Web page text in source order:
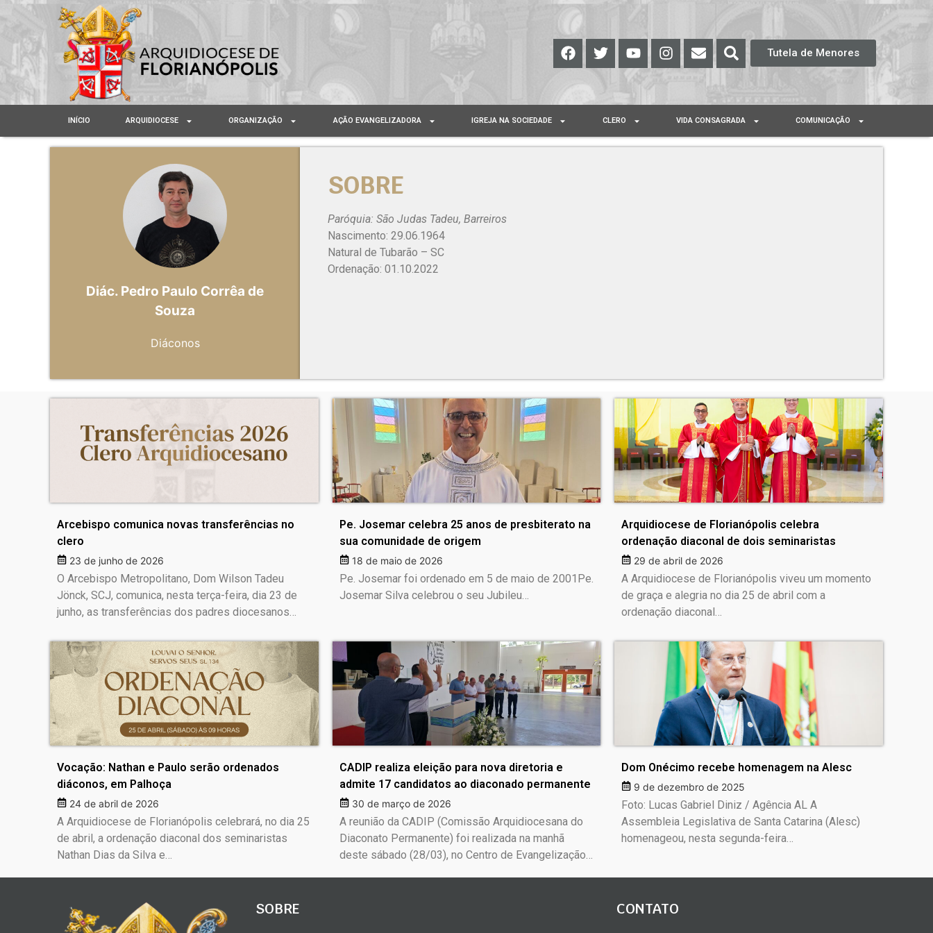
Tutela de Menores
INÍCIO ARQUIDIOCESE ORGANIZAÇÃO AÇÃO EVANGELIZADORA IGREJA NA SOCIEDADE CLERO VIDA CONSAGRADA COMUNICAÇÃO
Diác. Pedro Paulo Corrêa de
Souza
Diáconos
SOBRE
Paróquia: São Judas Tadeu, Barreiros
Nascimento: 29.06.1964
Natural de Tubarão – SC
Ordenação: 01.10.2022
Arcebispo comunica novas transferências no
clero
23 de junho de 2026
O Arcebispo Metropolitano, Dom Wilson Tadeu
Jönck, SCJ, comunica, nesta terça-feira, dia 23 de
junho, as transferências dos padres diocesanos…
Pe. Josemar celebra 25 anos de presbiterato na
sua comunidade de origem
18 de maio de 2026
Pe. Josemar foi ordenado em 5 de maio de 2001Pe.
Josemar Silva celebrou o seu Jubileu…
Arquidiocese de Florianópolis celebra
ordenação diaconal de dois seminaristas
29 de abril de 2026
A Arquidiocese de Florianópolis viveu um momento
de graça e alegria no dia 25 de abril com a
ordenação diaconal…
Vocação: Nathan e Paulo serão ordenados
diáconos, em Palhoça
24 de abril de 2026
A Arquidiocese de Florianópolis celebrará, no dia 25
de abril, a ordenação diaconal dos seminaristas
Nathan Dias da Silva e…
CADIP realiza eleição para nova diretoria e
admite 17 candidatos ao diaconado permanente
30 de março de 2026
A reunião da CADIP (Comissão Arquidiocesana do
Diaconato Permanente) foi realizada na manhã
deste sábado (28/03), no Centro de Evangelização…
Dom Onécimo recebe homenagem na Alesc
9 de dezembro de 2025
Foto: Lucas Gabriel Diniz / Agência AL A
Assembleia Legislativa de Santa Catarina (Alesc)
homenageou, nesta segunda-feira…
SOBRE CONTATO